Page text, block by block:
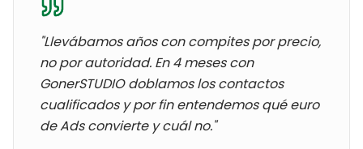
"Llevábamos años concompites por precio,
no por autoridad. En 4 meses con
GonerSTUDIO doblamos los contactos
cualificados y por fin entendemos qué euro
de Ads convierte y cuál no."